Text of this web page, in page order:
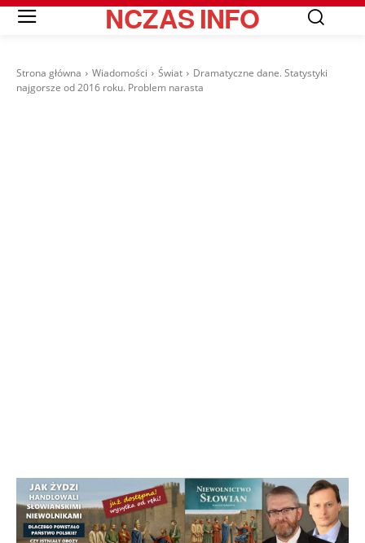
NCZASINFO
Strona główna Wiadomości Świat
Dramatyczne dane. Statystyki
najgorsze od 2016 roku. Problem narasta